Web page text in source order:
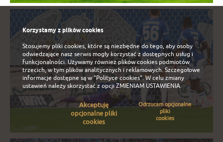
Korzystamy z plików cookies
Stosujemy pliki cookies, które są niezbędne do tego, aby osoby
odwiedzające nasz serwis mogły korzystać z dostępnych usług i
funkcjonalności. Używamy również plików cookies podmiotów
trzecich, w tym plików analitycznych i reklamowych. Szczegołowe
informacje dostępne są w"Polityce cookies". W celu zmiany
ustawień należy skorzystać z opcjiZMIENIAM USTAWIENIA.
Akceptuję
opcjonalne pliki
cookies
Odrzucam opcjonalne
pliki
cookies